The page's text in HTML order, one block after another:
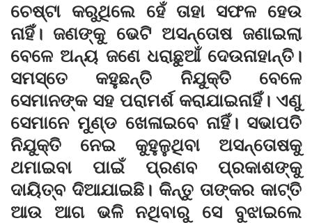
ଚେଷ୍ଟା କରୁଥିଲେ ହେଁ ତାହା ସଫଳ ହେଉ
ନାହିଁ। ଜଣଙ୍କୁ ଭେଟି ଅସନ୍ତୋଷ ଜଣାଇଲା
ବେଳେ ଅନ୍ୟ ଜଣେ ଧରାଛୁଆଁ ଦେଉନାହାନ୍ତି।
ସମସ୍ତେ କହୁଛନ୍ତି ନିଯୁକ୍ତି ବେଳେ
ସେମାନଙ୍କ ସହ ପରାମର୍ଶ କରାଯାଇନାହିଁ। ଏଣୁ
ସେମାନେ ମୁଣ୍ଡ ଖେଳାଇବେ ନାହିଁ। ସଭାପତି
ନିଯୁକ୍ତି ନେଇ କୁହୁଳୁଥିବା ଅସନ୍ତୋଷକୁ
ଥମାଇବା ପାଇଁ ପ୍ରଣବ ପ୍ରକାଶଙ୍କୁ
ଦାୟିତ୍ବ ଦିଆଯାଇଛି। କିନ୍ତୁ ତାଙ୍କର କା‌ଟ୍‌ତି
ଆଉ ଆଗ ଭଳି ନଥିବାରୁ ସେ ବୁଝାଇଲେ